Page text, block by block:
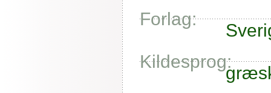
Forlag:
Kildesprog: